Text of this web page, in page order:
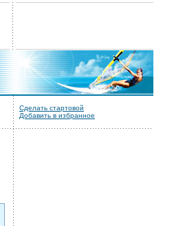
Сделать стартовой
Добавить в избранное